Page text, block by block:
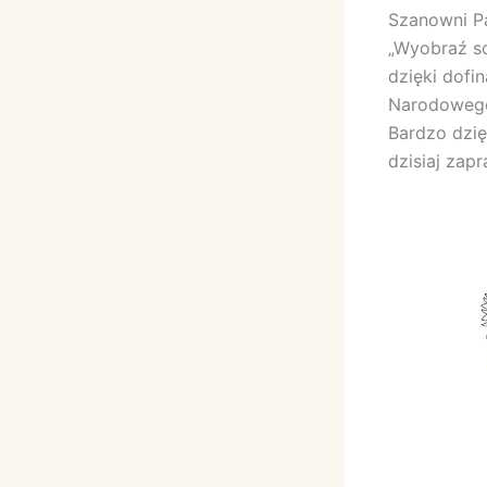
Szanowni
„Wyobraź
dzięki
Bardzo
dzisiaj